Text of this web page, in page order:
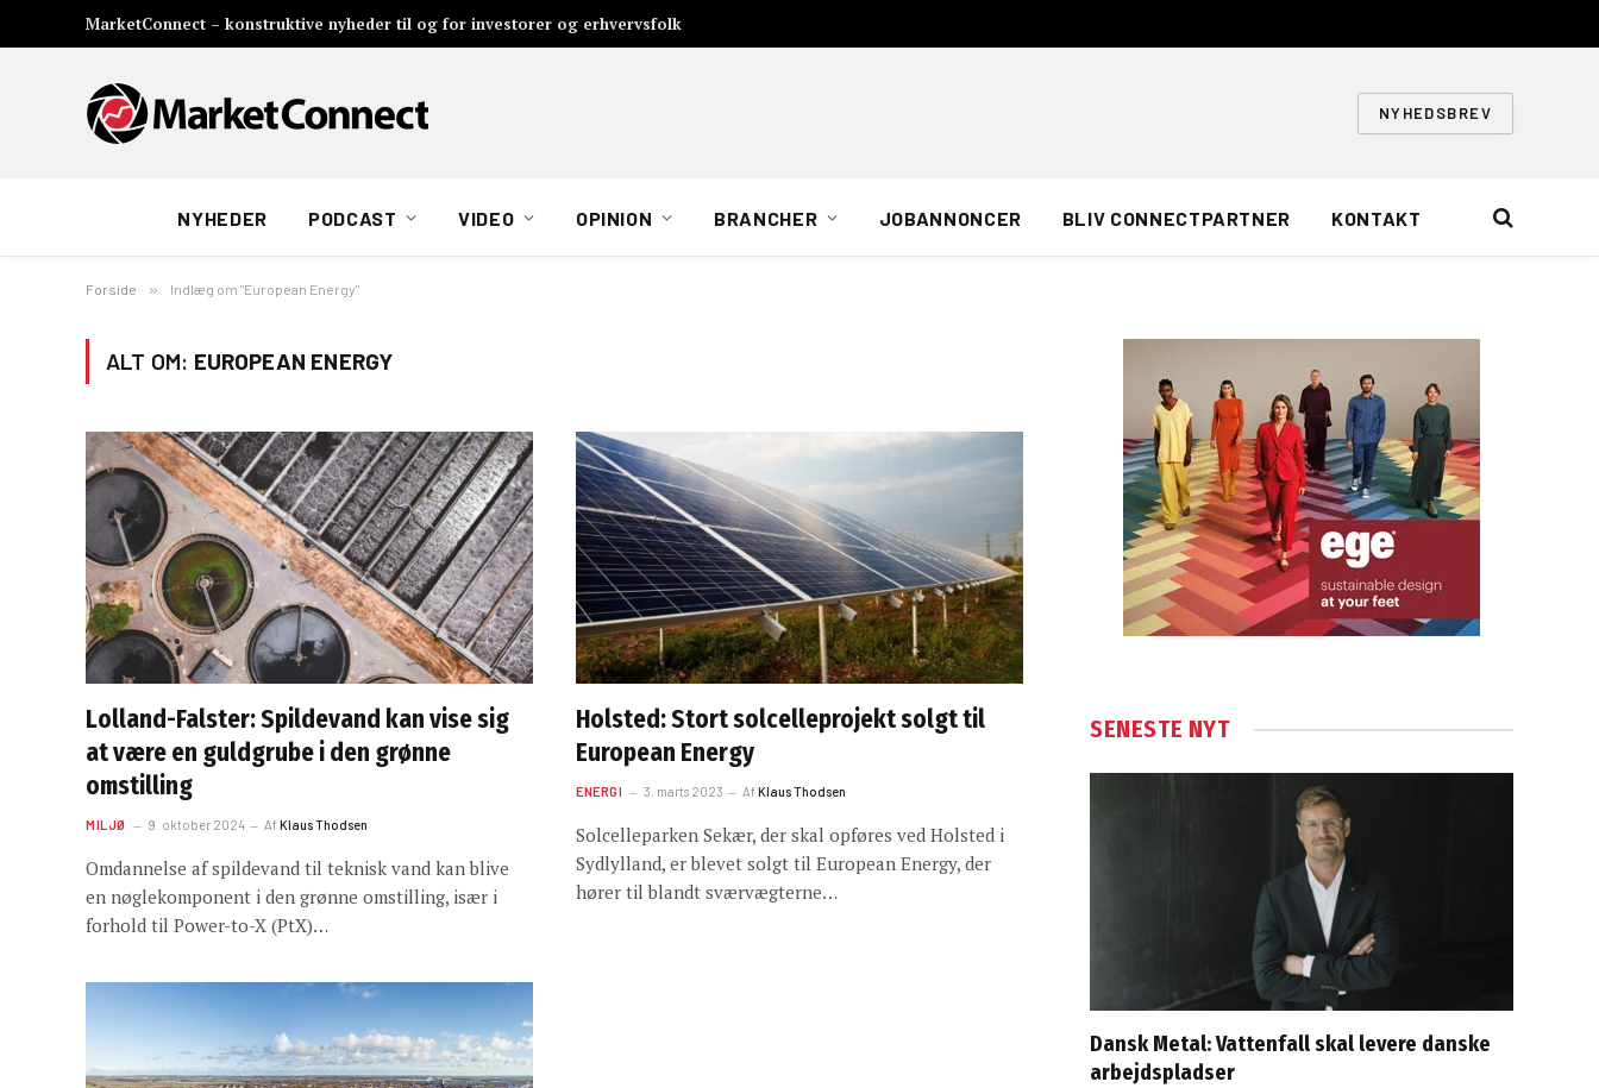
MarketConnect – konstruktive nyheder til og for investorer og erhvervsfolk
NYHEDSBREV
NYHEDER PODCAST VIDEO OPINION BRANCHER JOBANNONCER BLIV CONNECTPARTNER KONTAKT
Forside » Indlæg om "European Energy"
ALT OM: EUROPEAN ENERGY
Lolland-Falster: Spildevand kan vise sig
at være en guldgrube i den grønne
omstilling
MILJØ 9. oktober 2024 AfKlaus Thodsen
Omdannelse af spildevand til teknisk vand kan blive
en nøglekomponent i den grønne omstilling, især i
forhold til Power-to-X (PtX)…
Holsted: Stort solcelleprojekt solgt til
European Energy
ENERGI 3. marts 2023 AfKlaus Thodsen
Solcelleparken Sekær, der skal opføres ved Holsted i
Sydlylland, er blevet solgt til European Energy, der
hører til blandt sværvægterne…
SENESTE NYT
Dansk Metal: Vattenfall skal levere danske
arbejdspladser